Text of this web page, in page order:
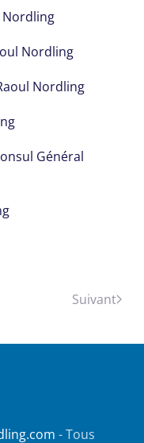
Nordling
Nordling
Nordling
Général
Suivant
- Tous